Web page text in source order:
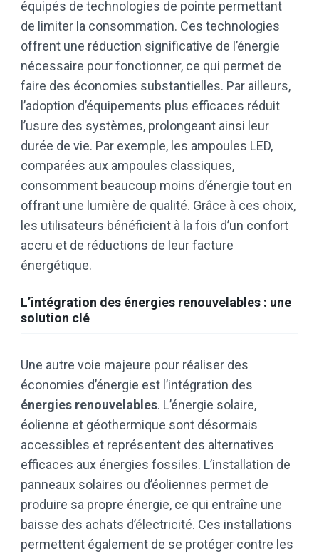
équipés de technologies de pointe permettant
de limiter la consommation. Ces technologies
offrent une réduction significative de l’énergie
nécessaire pour fonctionner, ce qui permet de
faire des économies substantielles. Par ailleurs,
l’adoption d’équipements plus efficaces réduit
l’usure des systèmes, prolongeant ainsi leur
durée de vie. Par exemple, les ampoules LED,
comparées aux ampoules classiques,
consomment beaucoup moins d’énergie tout en
offrant une lumière de qualité. Grâce à ces choix,
les utilisateurs bénéficient à la fois d’un confort
accru et de réductions de leur facture
énergétique.
L’intégration des énergies renouvelables : une
solution clé
Une autre voie majeure pour réaliser des
économies d’énergie est l’intégration des
énergies renouvelables. L’énergie solaire,
éolienne et géothermique sont désormais
accessibles et représentent des alternatives
efficaces aux énergies fossiles. L’installation de
panneaux solaires ou d’éoliennes permet de
produire sa propre énergie, ce qui entraîne une
baisse des achats d’électricité. Ces installations
permettent également de se protéger contre les